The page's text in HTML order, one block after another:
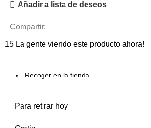
Añadir a lista de deseos
Compartir:
15 La gente viendo este producto ahora!
Recoger en la tienda
Para retirar hoy